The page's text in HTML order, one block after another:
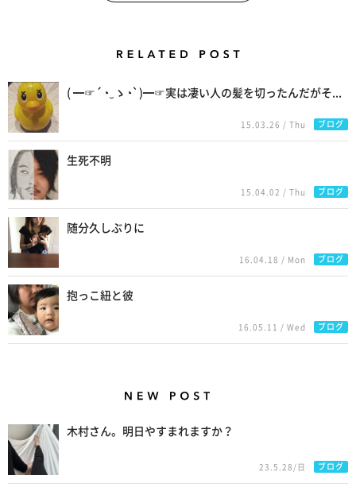
( ━☞´◔‿ゝ◔`)━☞実は凄い人の髪を切ったんだがそ...
15.03.26 / Thu ブログ
生死不明
15.04.02 / Thu ブログ
随分久しぶりに
16.04.18 / Mon ブログ
抱っこ紐と彼
16.05.11 / Wed ブログ
木村さん。明日やすまれますか？
23.5.28/日 ブログ